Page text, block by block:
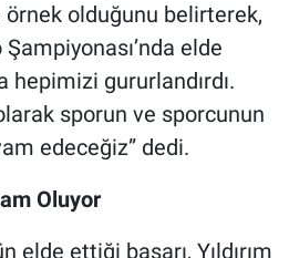
olduğunu belirterek,
elde
gururlandırdı.
sporun ve sporcunun
edeceğiz” dedi.
Oluyor
elde ettiği başarı, Yıldırım